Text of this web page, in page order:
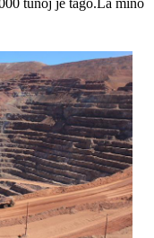
tunoj je tago.La mino